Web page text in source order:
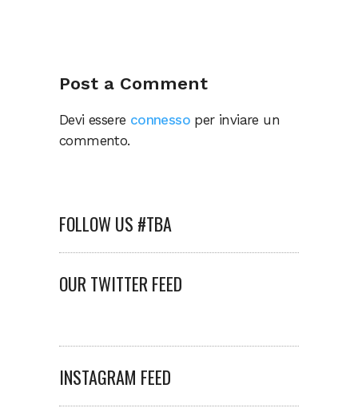
Post a Comment
Devi essere connesso per inviare un
commento.
FOLLOW US #TBA
OUR TWITTER FEED
INSTAGRAM FEED